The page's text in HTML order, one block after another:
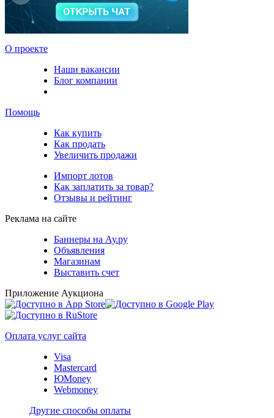
О проекте
Наши вакансии
Блог компании
Помощь
Как купить
Как продать
Увеличить продажи
Импорт лотов
Как заплатить за товар?
Отзывы и рейтинг
Реклама на сайте
Баннеры на Ау.ру
Объявления
Магазинам
Выставить счет
Приложение Аукциона
Оплата услуг сайта
Visa
Mastercard
ЮMoney
Webmoney
Другие способы оплаты